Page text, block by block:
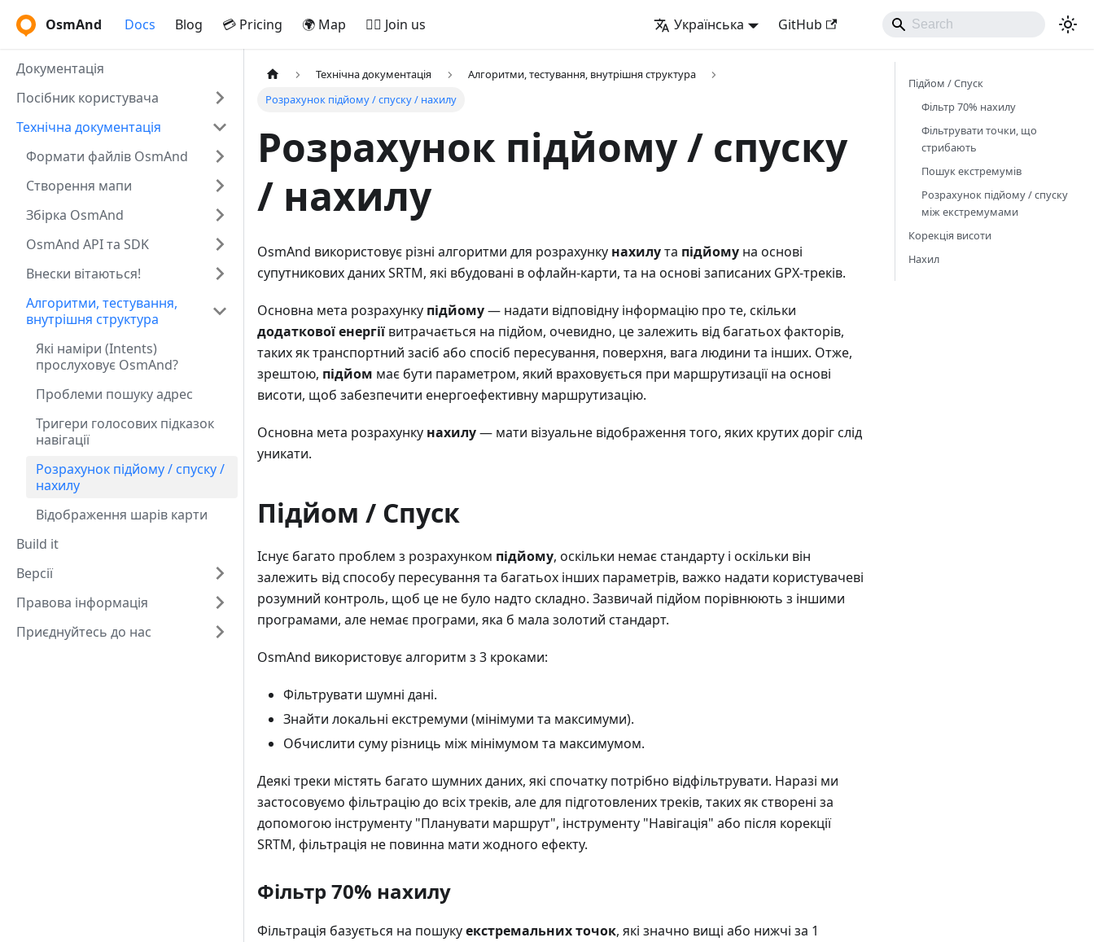
OsmAnd Docs Blog 💳 Pricing 🌍 Map 🚵‍♂️ Join us Українська GitHub
Документація
Посібник користувача
Технічна документація
Формати файлів OsmAnd
Створення мапи
Збірка OsmAnd
OsmAnd API та SDK
Внески вітаються!
Алгоритми, тестування,
внутрішня структура
Які наміри (Intents)
прослуховує OsmAnd?
Проблеми пошуку адрес
Тригери голосових підказок
навігації
Розрахунок підйому / спуску /
нахилу
Відображення шарів карти
Build it
Версії
Правова інформація
Приєднуйтесь до нас
Технічна документація
Алгоритми, тестування, внутрішня структура
Розрахунок підйому / спуску / нахилу
Розрахунок підйому / спуску
/ нахилу
OsmAnd використовує різні алгоритми для розрахунку нахилута підйому на основі
супутникових даних SRTM, які вбудовані в офлайн-карти, та на основі записаних GPX-треків.
Основна мета розрахунку підйому— надати відповідну інформацію про те, скільки
додаткової енергії витрачається на підйом, очевидно, це залежить від багатьох факторів,
таких як транспортний засіб або спосіб пересування, поверхня, вага людини та інших. Отже,
зрештою, підйом має бути параметром, який враховується при маршрутизації на основі
висоти, щоб забезпечити енергоефективну маршрутизацію.
Основна мета розрахунку нахилу— мати візуальне відображення того, яких крутих доріг слід
уникати.
Підйом / Спуск
Існує багато проблем з розрахунком підйому, оскільки немає стандарту і оскільки він
залежить від способу пересування та багатьох інших параметрів, важко надати користувачеві
розумний контроль, щоб це не було надто складно. Зазвичай підйом порівнюють з іншими
програмами, але немає програми, яка б мала золотий стандарт.
OsmAnd використовує алгоритм з 3 кроками:
Фільтрувати шумні дані.
Знайти локальні екстремуми (мінімуми та максимуми).
Обчислити суму різниць між мінімумом та максимумом.
Деякі треки містять багато шумних даних, які спочатку потрібно відфільтрувати. Наразі ми
застосовуємо фільтрацію до всіх треків, але для підготовлених треків, таких як створені за
допомогою інструменту "Планувати маршрут", інструменту "Навігація" або після корекції
SRTM, фільтрація не повинна мати жодного ефекту.
Фільтр 70% нахилу
Фільтрація базується на пошукуекстремальних точок, які значно вищі або нижчі за 1
Підйом / Спуск
Фільтр 70% нахилу
Фільтрувати точки, що
стрибають
Пошук екстремумів
Розрахунок підйому / спуску
між екстремумами
Корекція висоти
Нахил